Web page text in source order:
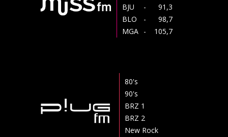
BJU
- 91,3
BLO
- 98,7
MGA - 105,7
80's
90's
BRZ 1
BRZ 2
New Rock